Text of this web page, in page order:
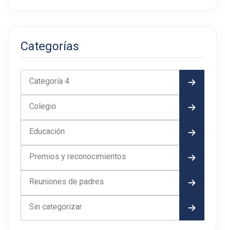
Categorías
Categoría 4
Colegio
Educación
Premios y reconocimientos
Reuniones de padres
Sin categorizar